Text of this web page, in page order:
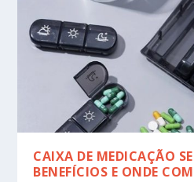
CAIXA DE MEDICAÇÃO
BENEFÍCIOS E ONDE